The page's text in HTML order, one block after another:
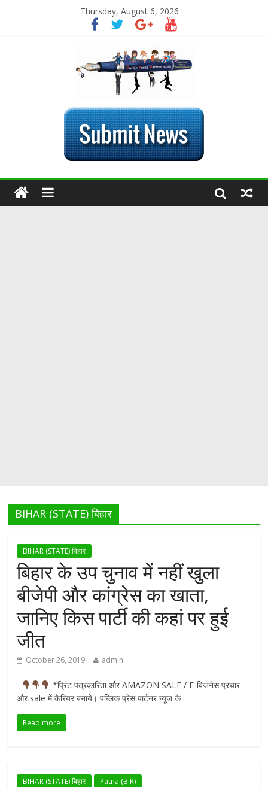
Thursday, August 6, 2026
BIHAR (STATE) बिहार
BIHAR (STATE) बिहार
बिहार के उप चुनाव में नहीं खुला
बीजेपी और कांग्रेस का खाता,
जानिए किस पार्टी की कहां पर हुई
जीत
October 26, 2019 admin
*प्रिंट पत्रकारिता और AMAZON SALE / E-बिजनेस प्रचार
और sale में कैरियर बनाये। पब्लिक प्रेस पार्टनर न्यूज के
Read more
BIHAR (STATE) बिहार Patna (B.R)